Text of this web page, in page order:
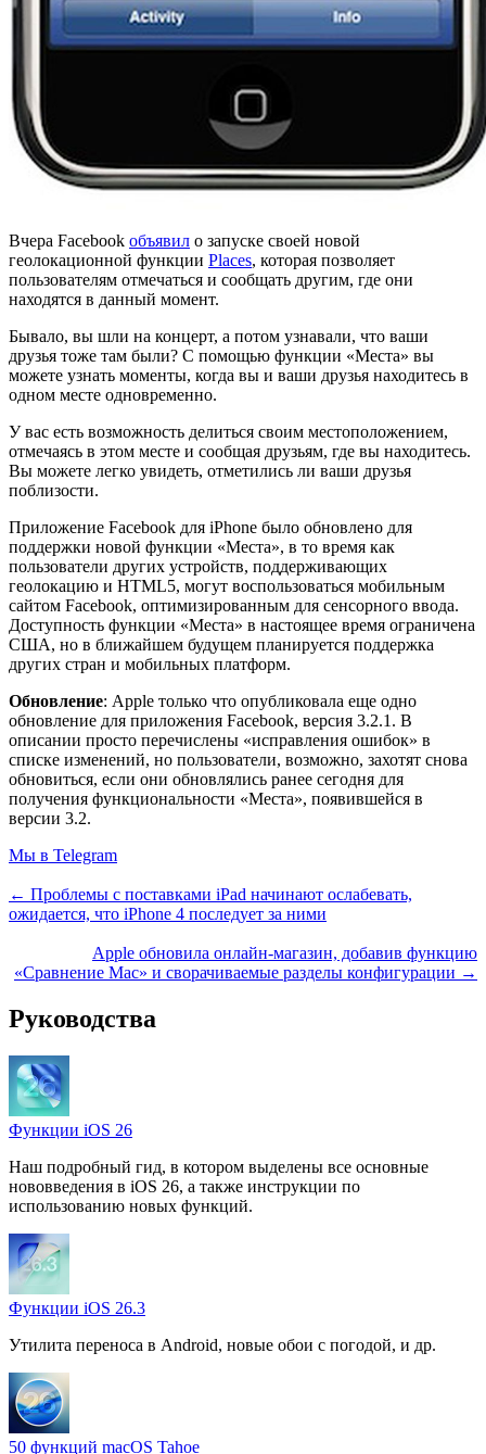
Вчера Facebook объявил о запуске своей новой
геолокационной функции Places, которая позволяет
пользователям отмечаться и сообщать другим, где они
находятся в данный момент.
Бывало, вы шли на концерт, а потом узнавали, что ваши
друзья тоже там были? С помощью функции «Места» вы
можете узнать моменты, когда вы и ваши друзья находитесь в
одном месте одновременно.
У вас есть возможность делиться своим местоположением,
отмечаясь в этом месте и сообщая друзьям, где вы находитесь.
Вы можете легко увидеть, отметились ли ваши друзья
поблизости.
Приложение Facebook для iPhone было обновлено для
поддержки новой функции «Места», в то время как
пользователи других устройств, поддерживающих
геолокацию и HTML5, могут воспользоваться мобильным
сайтом Facebook, оптимизированным для сенсорного ввода.
Доступность функции «Места» в настоящее время ограничена
США, но в ближайшем будущем планируется поддержка
других стран и мобильных платформ.
Обновление: Apple только что опубликовала еще одно
обновление для приложения Facebook, версия 3.2.1. В
описании просто перечислены «исправления ошибок» в
списке изменений, но пользователи, возможно, захотят снова
обновиться, если они обновлялись ранее сегодня для
получения функциональности «Места», появившейся в
версии 3.2.
Мы в Telegram
← Проблемы с поставками iPad начинают ослабевать,
ожидается, что iPhone 4 последует за ними
Apple обновила онлайн-магазин, добавив функцию
«Сравнение Mac» и сворачиваемые разделы конфигурации →
Руководства
Функции iOS 26
Наш подробный гид, в котором выделены все основные
нововведения в iOS 26, а также инструкции по
использованию новых функций.
Функции iOS 26.3
Утилита переноса в Android, новые обои с погодой, и др.
50 функций macOS Tahoe